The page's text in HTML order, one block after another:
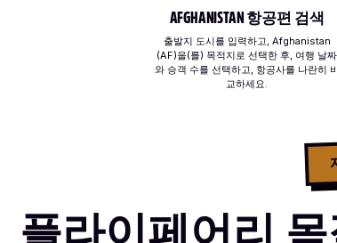
AFGHANISTAN 항공편 검색
출발지 도시를 입력하고, Afghanistan
(AF)을(를) 목적지로 선택한 후, 여행 날짜
와 승객 수를 선택하고, 항공사를 나란히
교하세요.
플라이페어리